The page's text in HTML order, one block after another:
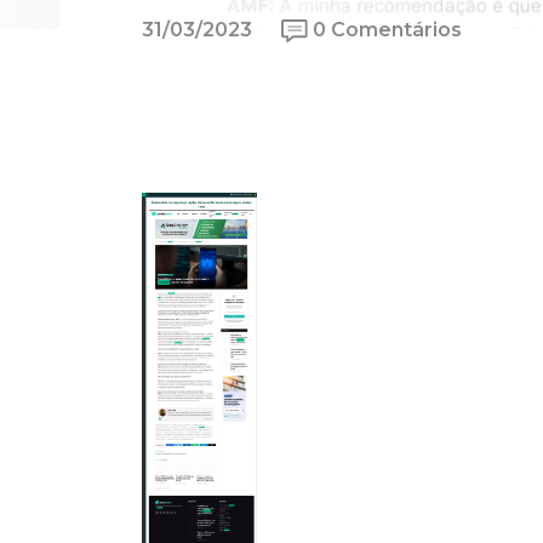
31/03/2023 0 Comentários